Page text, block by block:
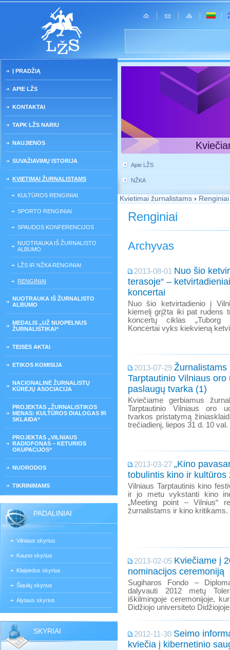
Į PRADŽIĄ
APIE LŽS
KONTAKTAI
TAPK LŽS NARIU
NAUJIENOS
SUVAŽIAVIMŲ ISTORIJA
KVIETIMAI ŽURNALISTAMS
KULTŪROS RENGINIAI
SPORTO RENGINIAI
SPAUDOS KONFERENCIJOS
NUOTRAUKA IŠ ŽURNALISTO
ALBUMO
LŽS IR NŽKA RENGINIAI
RENGINIAI
NUOTRAUKA IŠ ŽURNALISTO
ALBUMO
MEDALIS „UŽ NUOPELNUS
ŽURNALISTIKAI“
TEISĖS AKTAI
ETIKOS KOMISIJA
NACIONALINĖ ŽURNALISTŲ
KŪRĖJŲ ASOCIACIJA
PROJEKTAS „ŽURNALISTIKOS
MENAS: KULTŪROS DIALOGAS IR
SKLAIDA“
PROJEKTAS „VILNIAUS
RADIOFONAS – KETURIOS
OKUPACIJOS“
NUORODOS
TIKRINIMAMS
PADALINIAI
Vilniaus skyrius
Kauno skyrius
Klaipėdos skyrius
Šiaulių skyrius
Alytaus skyrius
SKYRIAI
Apie LŽS
NŽKA
Kvietimai žurnalistams › Renginiai
Renginiai
Archyvas
2013-08-01 Nuo šio
terasoje“ –
koncertai
Nuo šio ketvirtadienio į
kiemelį grįžta iki pat rudens
koncertų ciklas „Tuborg
Koncertai vyks kiekvieną
2013-07-29 Žurnalistams
Tarptautinio Vilniaus oro
paslaugų tvarka (1)
Kviečiame gerbiamus
Tarptautinio Vilniaus oro
tvarkos pristatymą
trečiadienį, liepos 31 d. 10 val.
2013-03-27 „Kino
tobulintis kino ir kultūros
Vilniaus Tarptautinis kino
ir jo metu vykstanti kino
„Meeting point – Vilnius“
žurnalistams ir kino kritikams.
2013-02-05 Kviečiame į
nominacijos ceremoniją
Sugiharos Fondo –
dalyvauti 2012 metų
iškilmingoje ceremonijoje,
Didžiojo universiteto
2012-11-30 Seimo
kviečia į kibernetinio